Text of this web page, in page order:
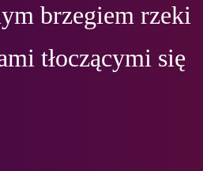
brzegiem rzeki
tłoczącymi się